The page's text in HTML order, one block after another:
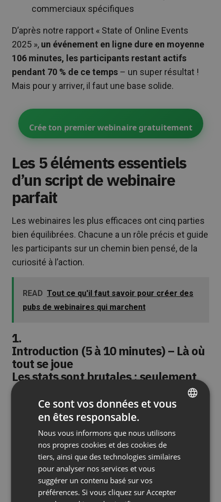
commerciaux spécifiques
D’après notre rapport « State of Online Events
2025 », un événement en ligne dure en moyenne
106 minutes, les participants restant actifs
pendant 70 % de ce temps – un super résultat !
Mais pour y arriver, il faut une base solide.
Crée ton premier webinaire gratuitement
Les 5 éléments essentiels
d’un script de webinaire
parfait
Les webinaires les plus efficaces ont cinq parties
bien équilibrées. Chacune a un rôle précis et guide
les participants sur un chemin bien pensé, de la
curiosité à l’action.
READ Tout ce qu'il faut savoir pour créer des
pubs de webinaires qui marchent
1.
Introduction (5 à 10 minutes) – Là où
tout se joue
Les stats sont brutales : seulement
40 à 50 % des inscrits se pointent, et
ceux qui viennent décident dans les
premières minutes s’ils restent ou
pas. Ton introduction, c’est la base
psychologique qui transforme les
observateurs passifs en participants
actifs.
Ce que tu dois inclure dans les premières minutes
FRENCH
GERMAN
Ce sont vos données et vous
en êtes responsable.
Nous vous informons que nous utilisons
nos propres cookies et des cookies de
tiers, ainsi que des technologies similaires
pour analyser nos services et vous
suggérer un contenu basé sur vos
préférences. Si vous cliquez sur Accepter